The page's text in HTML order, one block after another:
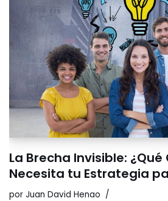
La Brecha Invisible:
Necesita tu Estrategia
por Juan David Henao